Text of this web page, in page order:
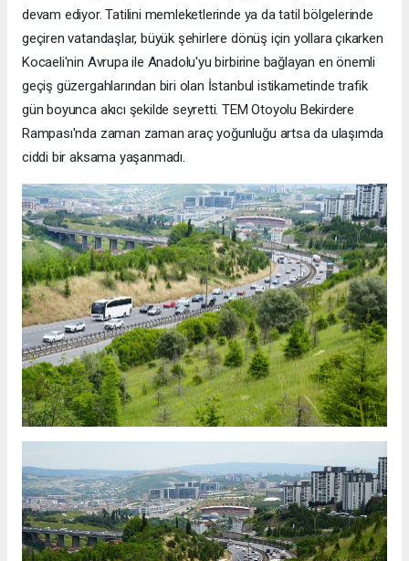
devam ediyor. Tatilini memleketlerinde ya da tatil bölgelerinde
geçiren vatandaşlar, büyük şehirlere dönüş için yollara çıkarken
Kocaeli'nin Avrupa ile Anadolu'yu birbirine bağlayan en önemli
geçiş güzergahlarından biri olan İstanbul istikametinde trafik
gün boyunca akıcı şekilde seyretti. TEM Otoyolu Bekirdere
Rampası'nda zaman zaman araç yoğunluğu artsa da ulaşımda
ciddi bir aksama yaşanmadı.